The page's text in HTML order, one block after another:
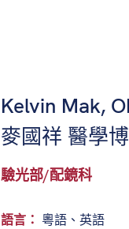
Kelvin Mak,
麥國祥 醫學
驗光部/配鏡科
語言： 粵語、英語